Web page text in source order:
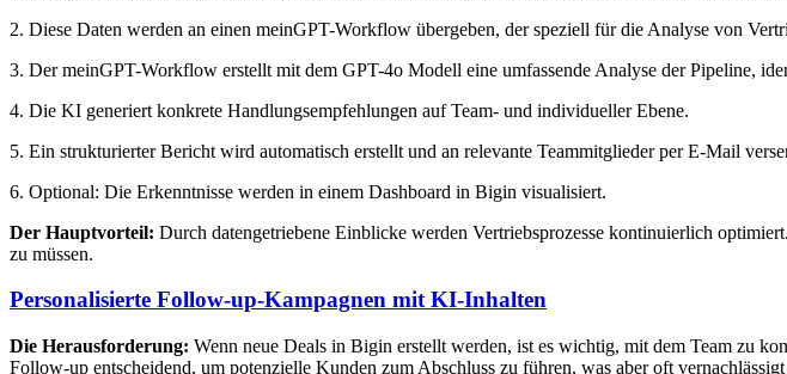
2. Diese Daten werden an einen meinGPT-Workflow übergeben, der speziell für die Analyse von
3. Der meinGPT-Workflow erstellt mit dem GPT-4o Modell eine umfassende Analyse der Pipeline,
4. Die KI generiert konkrete Handlungsempfehlungen auf Team- und individueller Ebene.
5. Ein strukturierter Bericht wird automatisch erstellt und an relevante Teammitglieder per E-Mail
6. Optional: Die Erkenntnisse werden in einem Dashboard in Bigin visualisiert.
Der Hauptvorteil: Durch datengetriebene Einblicke werden Vertriebsprozesse kontinuierlich
zu müssen.
Personalisierte Follow-up-Kampagnen mit KI-Inhalten
Die Herausforderung: Wenn neue Deals in Bigin erstellt werden, ist es wichtig, mit dem Team zu
Follow-up entscheidend, um potenzielle Kunden zum Abschluss zu führen, was aber oft